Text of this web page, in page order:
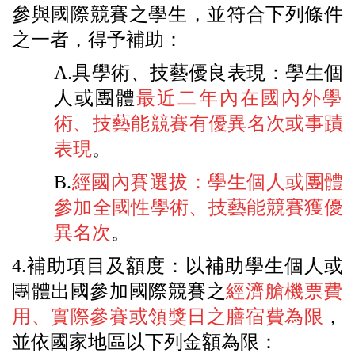
參與國際競賽之學生，並符合下列條件
之一者， 得予補助：
A.具學術、技藝優良表現：學生個
人或團體最近二年內在國內外學
術、技藝能競賽有優異名次或事蹟
表現。
B.經國內賽選拔：學生個人或團體
參加全國性學術、 技藝能競賽獲優
異名次。
4.補助項目及額度 ： 以補助學生個人或
團體出國參加國際競賽之經濟艙機票費
用、實際參賽或領獎日之膳宿費為限 ，
並依國家地區以下列金額為限 ：